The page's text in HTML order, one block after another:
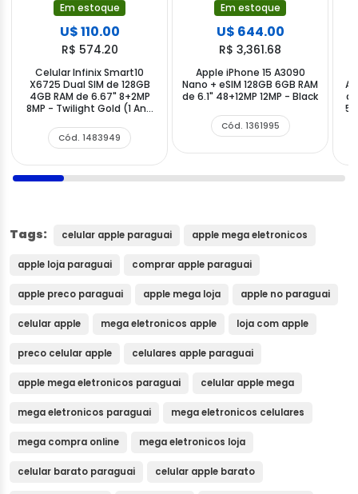
Em estoque
U$ 110.00
R$ 574.20
Celular Infinix Smart10
X6725 Dual SIM de 128GB
4GB RAM de 6.67" 8+2MP
8MP - Twilight Gold (1 Ano
Cód. 1483949
Em estoque
U$ 644.00
R$ 3,361.68
Apple iPhone 15 A3090
Nano + eSIM 128GB 6GB RAM
de 6.1" 48+12MP 12MP - Black
Cód. 1361995
Tags: celular apple paraguai apple mega eletronicos
apple loja paraguai comprar apple paraguai
apple preco paraguai apple mega loja apple no paraguai
celular apple mega eletronicos apple loja com apple
preco celular apple celulares apple paraguai
apple mega eletronicos paraguai celular apple mega
mega eletronicos paraguai mega eletronicos celulares
mega compra online mega eletronicos loja
celular barato paraguai celular apple barato